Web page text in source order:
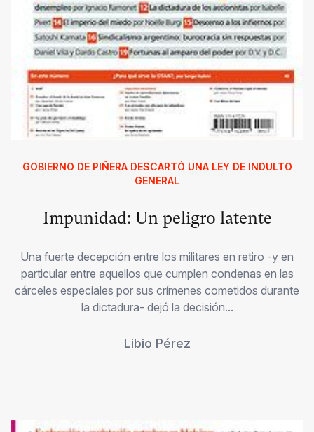
GOBIERNO DE PIÑERA DESCARTÓ UNA LEY DE INDULTO
GENERAL
Impunidad: Un peligro latente
Una fuerte decepción entre los militares en retiro -y en
particular entre aquellos que cumplen condenas en las
cárceles especiales por sus crímenes cometidos durante
la dictadura- dejó la decisión...
Libio Pérez